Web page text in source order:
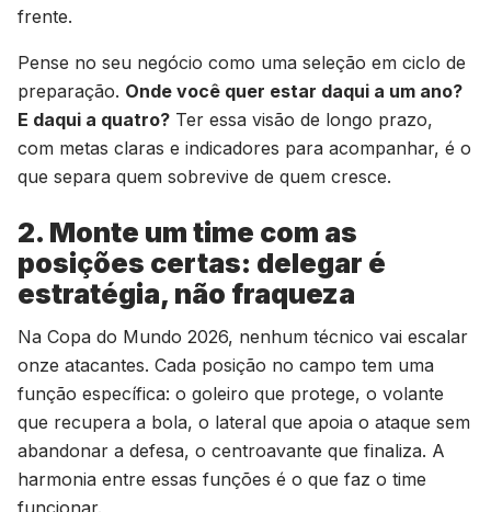
frente.
Pense no seu negócio como uma seleção em ciclo de
preparação. Onde você quer estar daqui a um ano?
E daqui a quatro? Ter essa visão de longo prazo,
com metas claras e indicadores para acompanhar, é o
que separa quem sobrevive de quem cresce.
2. Monte um time com as
posições certas: delegar é
estratégia, não fraqueza
Na Copa do Mundo 2026, nenhum técnico vai escalar
onze atacantes. Cada posição no campo tem uma
função específica: o goleiro que protege, o volante
que recupera a bola, o lateral que apoia o ataque sem
abandonar a defesa, o centroavante que finaliza. A
harmonia entre essas funções é o que faz o time
funcionar.